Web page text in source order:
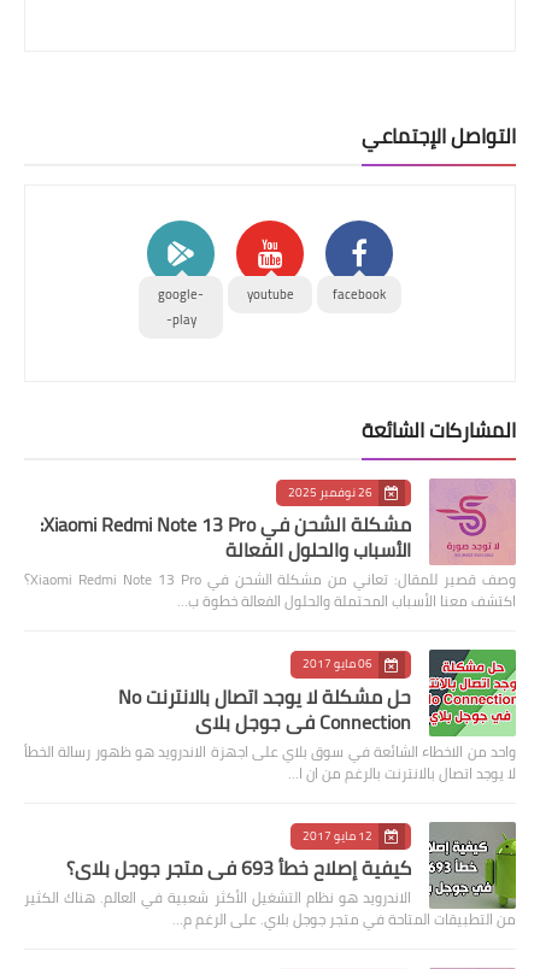
التواصل الإجتماعي
facebook
youtube
google-
play-
المشاركات الشائعة
26 نوفمبر 2025
مشكلة الشحن في Xiaomi Redmi Note 13 Pro:
الأسباب والحلول الفعالة
وصف قصير للمقال: تعاني من مشكلة الشحن في Xiaomi Redmi Note 13 Pro؟
اكتشف معنا الأسباب المحتملة والحلول الفعالة خطوة ب…
06 مايو 2017
حل مشكلة لا يوجد اتصال بالانترنت No
Connection في جوجل بلاي
واحد من الاخطاء الشائعة في سوق بلاي على اجهزة الاندرويد هو ظهور رسالة الخطأ
لا يوجد اتصال بالانترنت بالرغم من ان ا…
12 مايو 2017
كيفية إصلاح خطأ 693 في متجر جوجل بلاي؟
الاندرويد هو نظام التشغيل الأكثر شعبية في العالم. هناك الكثير
من التطبيقات المتاحة في متجر جوجل بلاي. على الرغم م…